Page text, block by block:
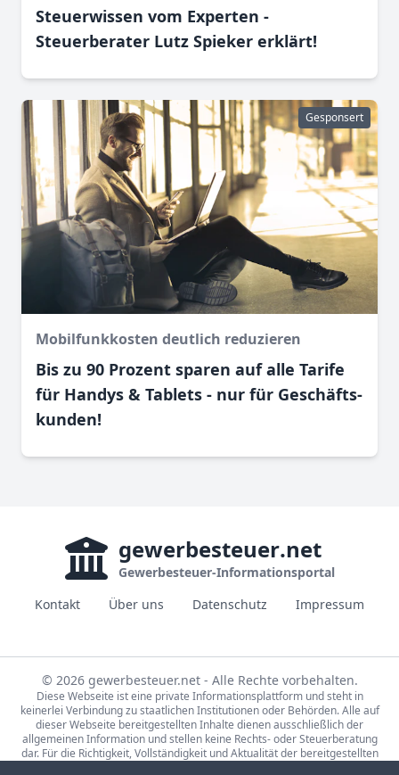
Steuerwissen vom Experten -
Steuerberater Lutz Spieker erklärt!
Gesponsert
Mobilfunkkosten deutlich reduzieren
Bis zu 90 Prozent sparen auf alle Tarife
für Handys & Tablets - nur für Geschäfts­
kunden!
gewerbesteuer.net
Gewerbesteuer-Informationsportal
Kontakt
Über uns Datenschutz Impressum
© 2026 gewerbesteuer.net - Alle Rechte vorbehalten.
Diese Webseite ist eine private Informationsplattform und steht in
keinerlei Verbindung zu staatlichen Institutionen oder Behörden. Alle auf
dieser Webseite bereitgestellten Inhalte dienen ausschließlich der
allgemeinen Information und stellen keine Rechts- oder Steuerberatung
dar. Für die Richtigkeit, Vollständigkeit und Aktualität der bereitgestellten